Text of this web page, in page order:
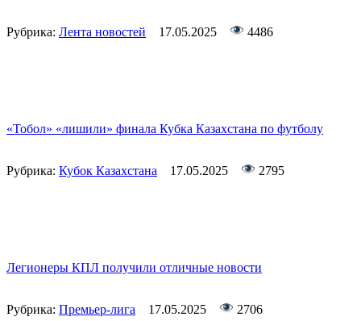
Рубрика: Лента новостей 17.05.2025 4486
«Тобол» «лишили» финала Кубка Казахстана по футболу
Рубрика: Кубок Казахстана 17.05.2025 2795
Легионеры КПЛ получили отличные новости
Рубрика: Премьер-лига 17.05.2025 2706